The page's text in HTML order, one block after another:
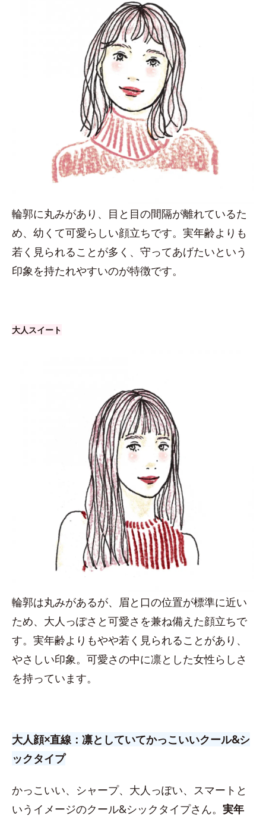
輪郭に丸みがあり、目と目の間隔が離れているた
め、幼くて可愛らしい顔立ちです。実年齢よりも
若く見られることが多く、守ってあげたいという
印象を持たれやすいのが特徴です。
大人スイート
輪郭は丸みがあるが、眉と口の位置が標準に近い
ため、大人っぽさと可愛さを兼ね備えた顔立ちで
す。実年齢よりもやや若く見られることがあり、
やさしい印象。可愛さの中に凛とした女性らしさ
を持っています。
大人顔×直線：凛としていてかっこいいクール&シ
ックタイプ
かっこいい、シャープ、大人っぽい、スマートと
いうイメージのクール&シックタイプさん。 実年